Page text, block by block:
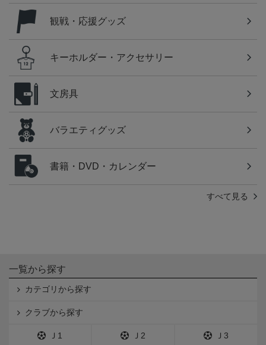
観戦・応援グッズ
キーホルダー・アクセサリー
文房具
バラエティグッズ
書籍・DVD・カレンダー
すべて見る
一覧から探す
カテゴリから探す
クラブから探す
Ｊ1 Ｊ2 Ｊ3